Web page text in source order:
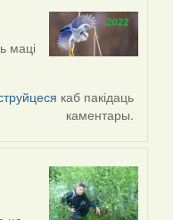
маці
каб пакідаць
каментары.